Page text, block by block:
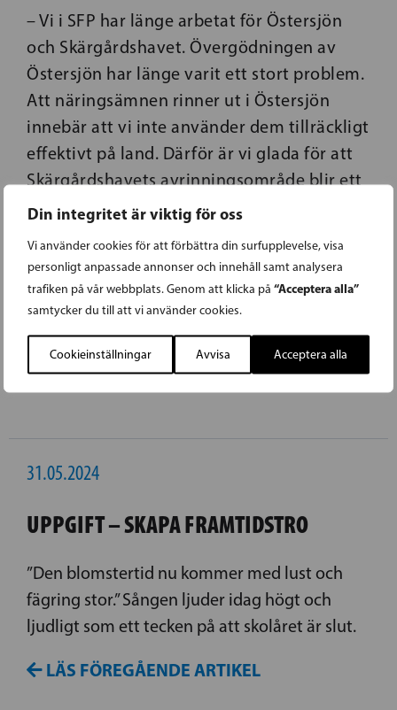
Din integritet är viktig för oss
Vi använder cookies för att förbättra din surfupplevelse, visa
personligt anpassade annonser och innehåll samt analysera
trafiken på vår webbplats. Genom att klicka på “Acceptera alla”
samtycker du till att vi använder cookies.
Cookieinställningar Avvisa Acceptera alla
– Vi i SFP har länge arbetat för Östersjön
och Skärgårdshavet. Övergödningen av
Östersjön har länge varit ett stort problem.
Att näringsämnen rinner ut i Östersjön
innebär att vi inte använder dem tillräckligt
effektivt på land. Därför är vi glada för att
Skärgårdshavets avrinningsområde blir ett
pilotområde för näringskretsloppet, säger
Mikko Ollikainen
31.05.2024
UPPGIFT – SKAPA FRAMTIDSTRO
”Den blomstertid nu kommer med lust och
fägring stor.” Sången ljuder idag högt och
ljudligt som ett tecken på att skolåret är slut.
LÄS FÖREGÅENDE ARTIKEL